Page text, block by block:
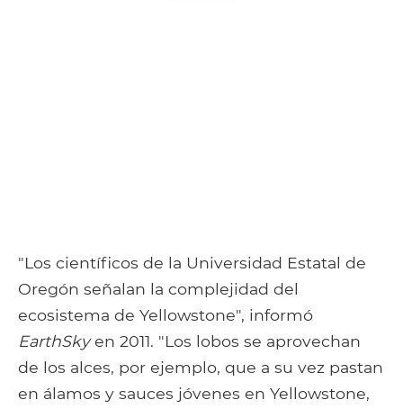
"Los científicos de la Universidad Estatal de
Oregón señalan la complejidad del
ecosistema de Yellowstone", informó
EarthSkyen 2011. "Los lobos se aprovechan
de los alces, por ejemplo, que a su vez pastan
en álamos y sauces jóvenes en Yellowstone,